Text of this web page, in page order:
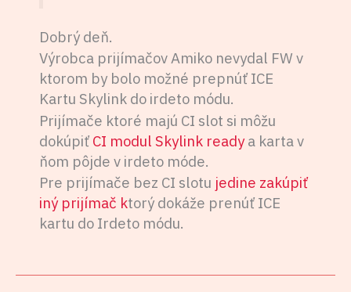
Dobrý deň.
Výrobca prijímačov Amiko nevydal FW v
ktorom by bolo možné prepnúť ICE
Kartu Skylink do irdeto módu.
Prijímače ktoré majú CI slot si môžu
dokúpiť CI modul Skylink readya karta v
ňom pôjde v irdeto móde.
Pre prijímače bez CI slotu jedine zakúpiť
iný prijímač ktorý dokáže prenúť ICE
kartu do Irdeto módu.